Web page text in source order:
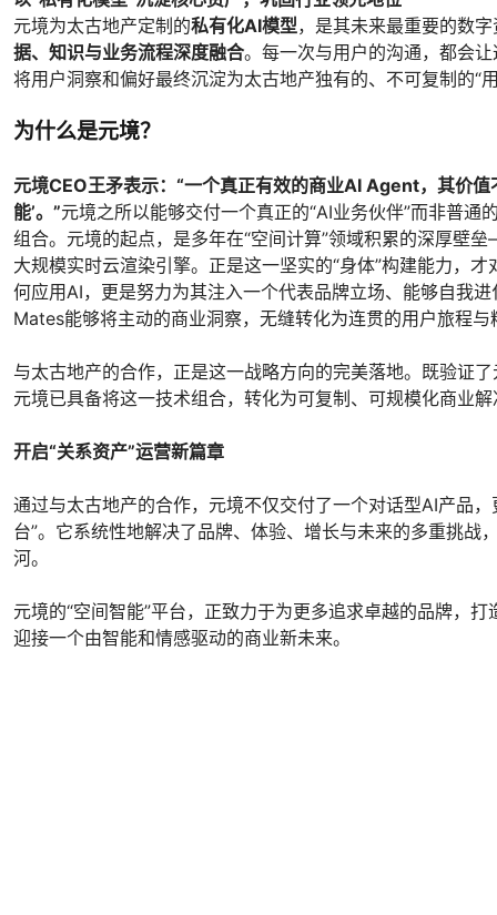
元境为太古地产定制的私有化AI模型，是其未来最重要的数
据、知识与业务流程深度融合。每一次与用户的沟通，都会
将用户洞察和偏好最终沉淀为太古地产独有的、不可复制的“
为什么是元境？
元境CEO王矛表示：“一个真正有效的商业AI Agent，其价值
能’。”元境之所以能够交付一个真正的“AI业务伙伴”而非普
组合。元境的起点，是多年在“空间计算”领域积累的深厚壁
大规模实时云渲染引擎。正是这一坚实的“身体”构建能力，
何应用AI，更是努力为其注入一个代表品牌立场、能够自我
Mates能够将主动的商业洞察，无缝转化为连贯的用户旅程与
与太古地产的合作，正是这一战略方向的完美落地。既验证
元境已具备将这一技术组合，转化为可复制、可规模化商业
开启“关系资产”运营新篇章
通过与太古地产的合作，元境不仅交付了一个对话型AI产品
台”。它系统性地解决了品牌、体验、增长与未来的多重挑战
河。
元境的“空间智能”平台，正致力于为更多追求卓越的品牌，
迎接一个由智能和情感驱动的商业新未来。